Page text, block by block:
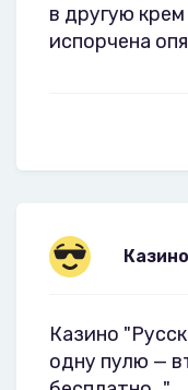
в другую
испорчена
Казино
одну пулю —